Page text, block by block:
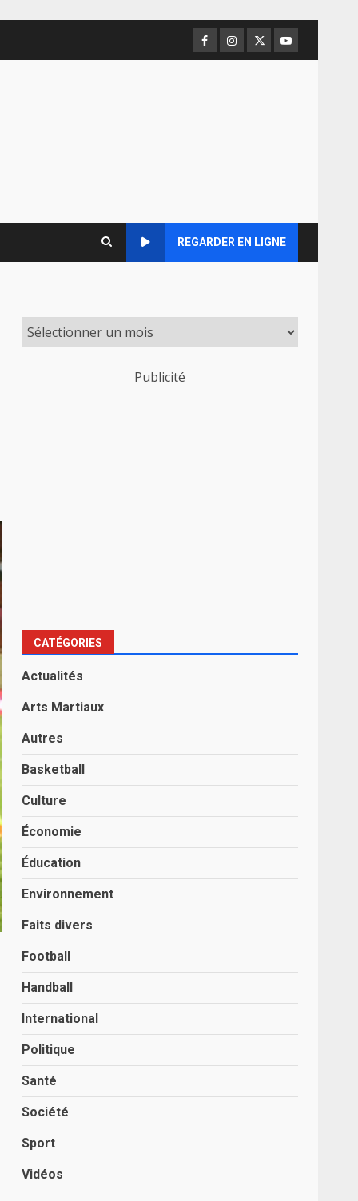
Facebook
Instagram
TwitterYoutube
REGARDER EN LIGNE
Publicité
CATÉGORIES
Actualités
Arts Martiaux
Autres
Basketball
Culture
Économie
Éducation
Environnement
Faits divers
Football
Handball
International
Politique
Santé
Société
Sport
Vidéos